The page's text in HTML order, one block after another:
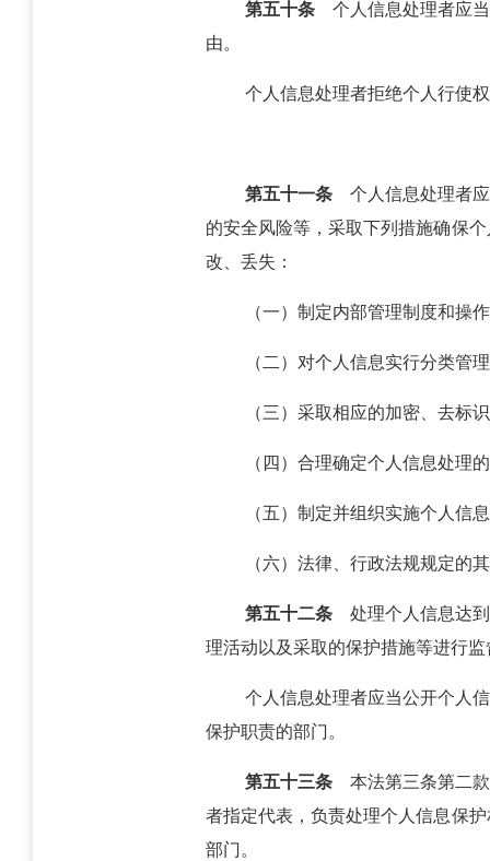
第五十条个人信息处理者应当
由。
个人信息处理者拒绝个人行使
第五十一条个人信息处理者应
的安全风险等，采取下列措施确保
改、丢失：
（一）制定内部管理制度和操
（二）对个人信息实行分类管
（三）采取相应的加密、去标
（四）合理确定个人信息处理
（五）制定并组织实施个人信
（六）法律、行政法规规定的
第五十二条处理个人信息达到
理活动以及采取的保护措施等进行监
个人信息处理者应当公开个人
保护职责的部门。
第五十三条本法第三条第二款
者指定代表，负责处理个人信息保
部门。